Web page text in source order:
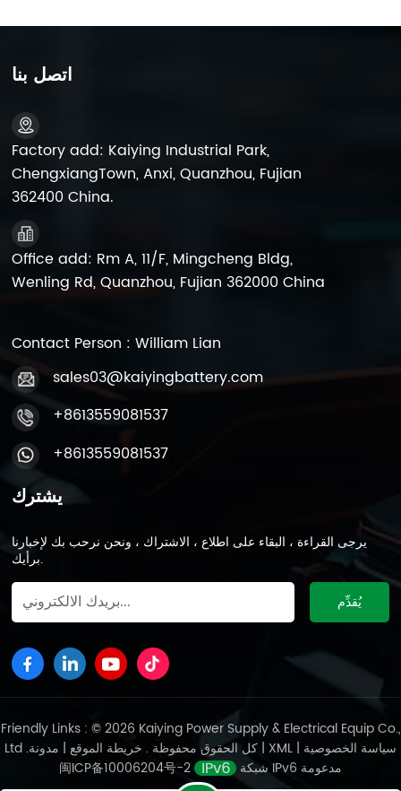
اتصل بنا
Factory add: Kaiying Industrial Park,
ChengxiangTown, Anxi, Quanzhou, Fujian
362400 China.
Office add: Rm A, 11/F, Mingcheng Bldg,
Wenling Rd, Quanzhou, Fujian 362000 China
Contact Person : William Lian
sales03@kaiyingbattery.com
+8613559081537
+8613559081537
يشترك
يرجى القراءة ، البقاء على اطلاع ، الاشتراك ، ونحن نرحب بك لإخبارنا
برأيك.
Friendly Links : © 2026 Kaiying Power Supply & Electrical Equip Co.,
Ltd .كل الحقوق محفوظة . خريطة الموقع | | XML | سياسة الخصوصية
闽ICP备10006204号-2
شبكة IPv6 مدعومة